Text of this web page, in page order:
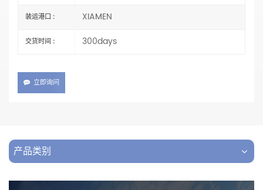
装运港口 : XIAMEN
交货时间 : 300days
立即询问
产品类别